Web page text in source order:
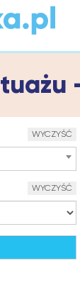
WYCZYŚĆ
WYCZYŚĆ